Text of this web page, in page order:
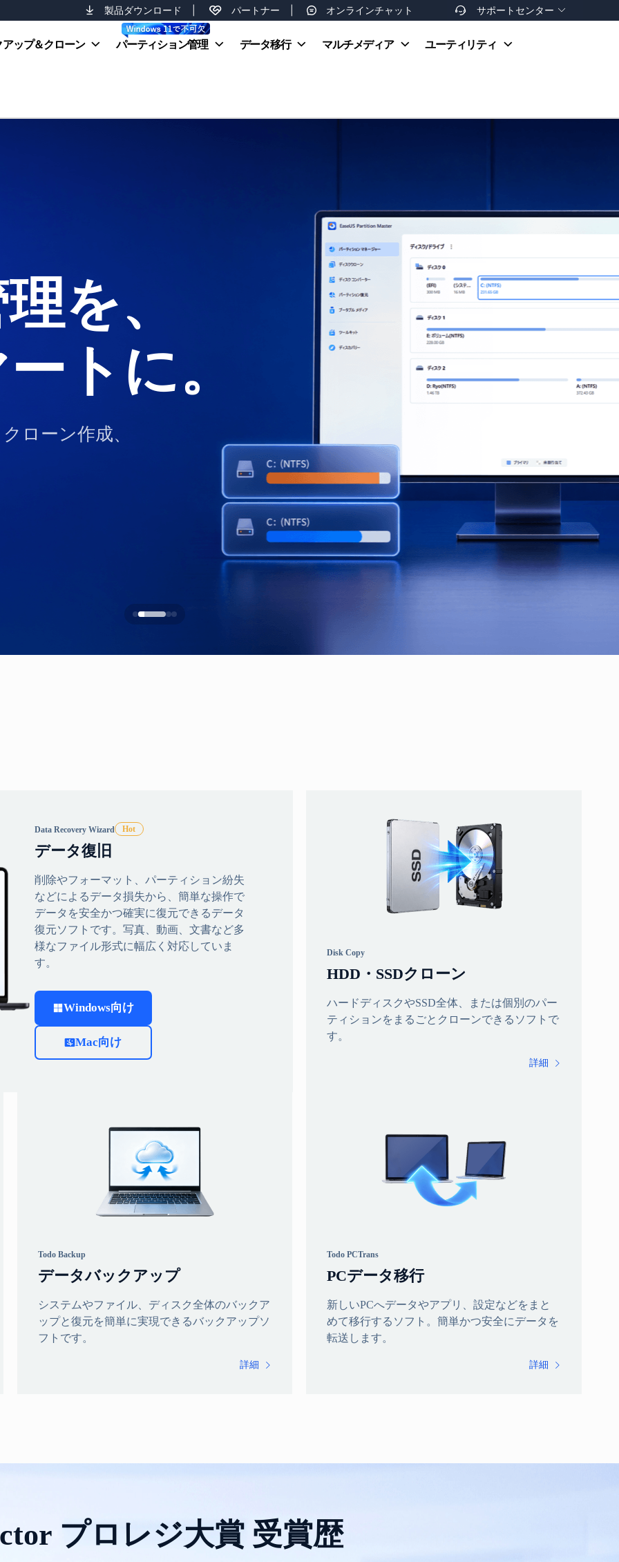
製品ダウンロード パートナー オンラインチャット  サポートセンター 
お支払い方法
アップ＆クローン パーティション管理 データ移行 マルチメディア ユーティリティ
を、
トに。
ローン作成、
Data Recovery Wizard
データ復旧
削除やフォーマット、パーティション紛失
などによるデータ損失から、簡単な操作で
データを安全かつ確実に復元できるデータ
復元ソフトです。写真、動画、文書など多
様なファイル形式に幅広く対応していま
す。
Windows向け
Mac向け
Disk Copy
HDD・SSDクローン
ハードディスクやSSD全体、または個別のパー
ティションをまるごとクローンできるソフトで
す。
詳細 
Todo Backup
データバックアップ
システムやファイル、ディスク全体のバックア
ップと復元を簡単に実現できるバックアップソ
フトです。
詳細 
Todo PCTrans
PCデータ移行
新しいPCへデータやアプリ、設定などをまと
めて移行するソフト。簡単かつ安全にデータを
転送します。
詳細 
プロレジ大賞 受賞歴